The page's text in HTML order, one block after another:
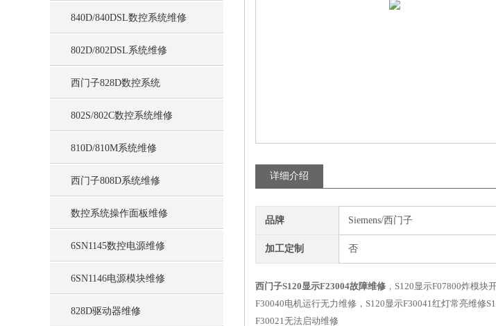
840D/840DSL数控系统维修
802D/802DSL系统维修
西门子828D数控系统
802S/802C数控系统维修
810D/810M系统维修
西门子808D系统维修
数控系统操作面板维修
6SN1145数控电源维修
6SN1146电源模块维修
828D驱动器维修
详细介绍
品牌 Siemens/西门子
加工定制 否
西门子S120显示F23004故障维修 ，S120显示F07800炸模
F30040电机运行无力维修，S120显示F30041红灯常亮维修
F30021无法启动维修